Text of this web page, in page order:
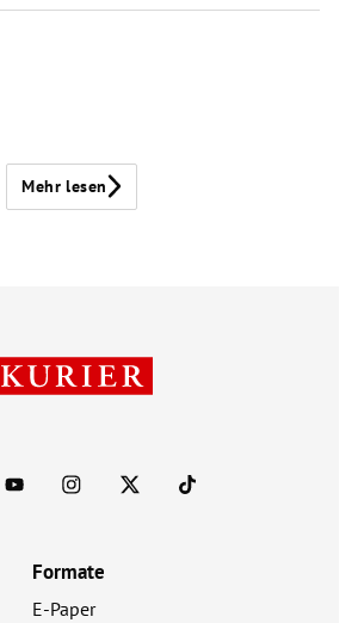
Mehr lesen
Formate
E-Paper